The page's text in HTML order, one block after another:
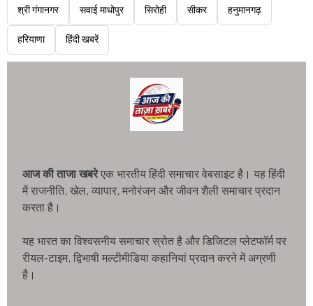
श्री गंगानगर सवाई माधोपुर सिरोही सीकर हनुमानगढ़
हरियाणा हिंदी खबरें
आज की ताजा खबरेएक भारतीय हिंदी समाचार वेबसाइट है। यह हिंदी
में राजनीति, खेल, व्यापार, मनोरंजन और जीवन शैली समाचार प्रदान
करता है।
यह भारत का विश्वसनीय समाचार स्रोत है और डिजिटल प्लेटफॉर्म पर
रीयल-टाइम, द्विभाषी मल्टीमीडिया कहानियां प्रदान करने में अग्रणी
है।